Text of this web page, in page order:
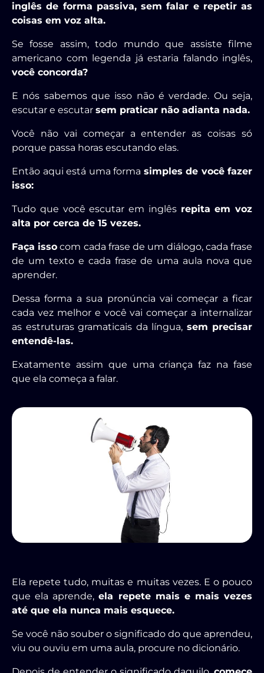
inglês de forma passiva, sem falar e repetir as
coisas em voz alta.
Se fosse assim, todo mundo que assiste filme
americano com legenda já estaria falando inglês,
você concorda?
E nós sabemos que isso não é verdade. Ou seja,
escutar e escutar sem praticar não adianta nada.
Você não vai começar a entender as coisas só
porque passa horas escutando elas.
Então aqui está uma forma simples de você fazer
isso:
Tudo que você escutar em inglês repita em voz
alta por cerca de 15 vezes.
Faça isso com cada frase de um diálogo, cada frase
de um texto e cada frase de uma aula nova que
aprender.
Dessa forma a sua pronúncia vai começar a ficar
cada vez melhor e você vai começar a internalizar
as estruturas gramaticais da língua, sem precisar
entendê-las.
Exatamente assim que uma criança faz na fase
que ela começa a falar.
Ela repete tudo, muitas e muitas vezes. E o pouco
que ela aprende,ela repete mais e mais vezes
até que ela nunca mais esquece.
Se você não souber o significado do que aprendeu,
viu ou ouviu em uma aula, procure no dicionário.